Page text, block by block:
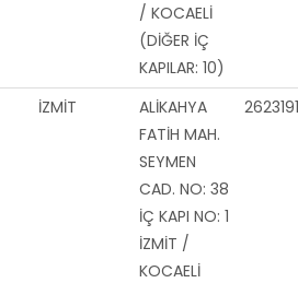
/ KOCAELİ
(DİĞER İÇ
KAPILAR: 10)
İZMİT
ALİKAHYA
FATİH MAH.
SEYMEN
CAD. NO: 38
İÇ KAPI NO: 1
İZMİT /
KOCAELİ